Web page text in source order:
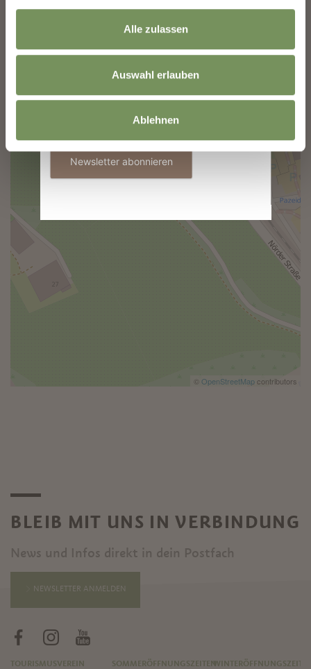
Alle zulassen
Auswahl erlauben
Ablehnen
© OpenStreetMap contributors
BLEIB MIT UNS IN VERBINDUNG
News und Infos direkt in dein Postfach
NEWSLETTER ANMELDEN
TOURISMUSVEREIN
SOMMERÖFFNUNGSZEITEN
E-Mail
Informationen zur Verwendung der Daten
Newsletter abonnieren